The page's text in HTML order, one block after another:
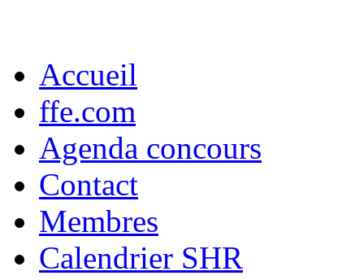
Accueil
ffe.com
Agenda concours
Contact
Membres
Calendrier SHR